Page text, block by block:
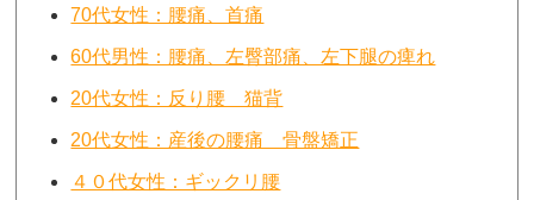
70代女性：腰痛、首痛
60代男性：腰痛、左臀部痛、左下腿の痺れ
20代女性：反り腰 猫背
20代女性：産後の腰痛 骨盤矯正
４０代女性：ギックリ腰